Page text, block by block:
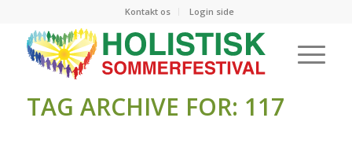
Kontakt os Login side
TAG ARCHIVE FOR: 117